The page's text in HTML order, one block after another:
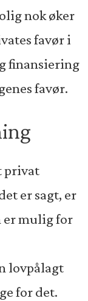
nok øker
favør i
finansiering
favør.
privat
er sagt, er
er mulig for
lovpålagt
for det.